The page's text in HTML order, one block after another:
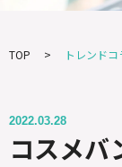
TOP トレンドコ
2022.03.28
コスメバ